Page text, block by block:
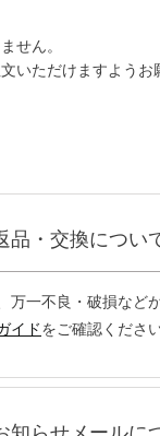
せん。
いただけますようお
品・交換につい
一不良・破損など
イドをご確認くださ